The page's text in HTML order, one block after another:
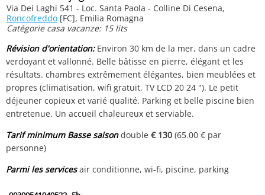
Via Dei Laghi 541 - Loc. Santa Paola - Colline Di Cesena,
Roncofreddo [FC], Emilia Romagna
Catégorie casa vacanze: 15 lits
Révision d'orientation:Environ 30 km de la mer, dans un cadre
verdoyant et vallonné. Belle bâtisse en pierre, élégant et les
résultats. chambres extrêmement élégantes, bien meublées et
propres (climatisation, wifi gratuit, TV LCD 20 24 "). Le petit
déjeuner copieux et varié qualité. Parking et belle piscine bien
entretenue. Un accueil chaleureux et serviable.
Tarif minimum Basse saisondouble€ 130 (65.00 € par
personne)
Parmi les servicesair conditionne, wi-fi, piscine, parking